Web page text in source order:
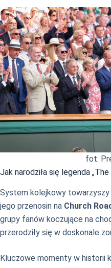
fot.
Jak narodziła się legenda „The
System kolejkowy
jego przenosin na Church
grupy fanów koczujące na
przerodziły się w doskonale
Kluczowe momenty w historii